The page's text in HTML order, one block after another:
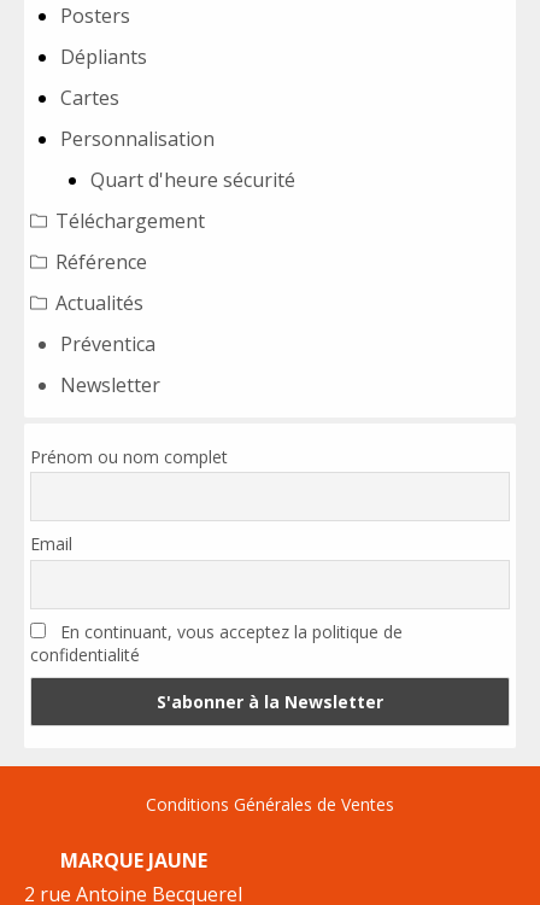
Posters
Dépliants
Cartes
Personnalisation
Quart d'heure sécurité
Téléchargement
Référence
Actualités
Préventica
Newsletter
Prénom ou nom complet
Email
En continuant, vous acceptez la politique de
confidentialité
Conditions Générales de Ventes
MARQUE JAUNE
2 rue Antoine Becquerel